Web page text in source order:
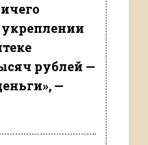
рублей —
—